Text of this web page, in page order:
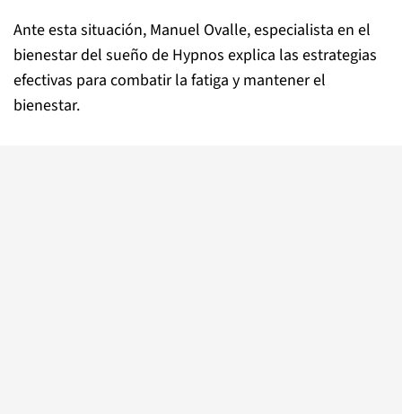
Ante esta situación, Manuel Ovalle, especialista en el
bienestar del sueño de Hypnos explica las estrategias
efectivas para combatir la fatiga y mantener el
bienestar.